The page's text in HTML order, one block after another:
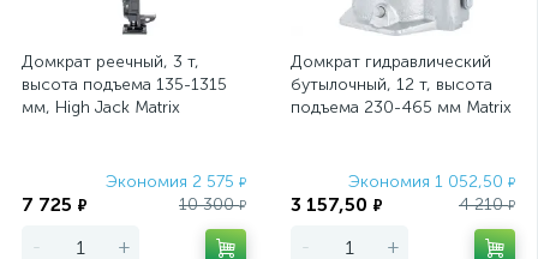
Домкраты гидравлические бутылочные 12
Домкраты реечные
Запасные части к компрессорам 1
Запасные части к краскопультам 3
Домкрат реечный, 3 т,
высота подъема 135-1315
мм, High Jack Matrix
Экономия 2 575 ₽
7 725 ₽ 10 300₽
- +
Домкрат гидравлический
бутылочный, 12 т, высота
подъема 230-465 мм Matrix
Экономия 1 052,50 ₽
3 157,50 ₽ 4 210₽
- +